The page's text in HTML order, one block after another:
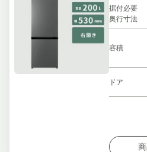
据付必要
奥行寸法
容積
ドア